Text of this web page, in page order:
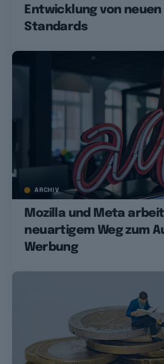
Entwicklung von
Standards
ARCHIV
Mozilla und Meta
neuartigem Weg zum
Werbung